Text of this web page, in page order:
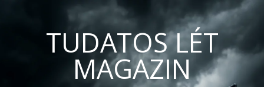
TUDATOS LÉT
MAGAZIN